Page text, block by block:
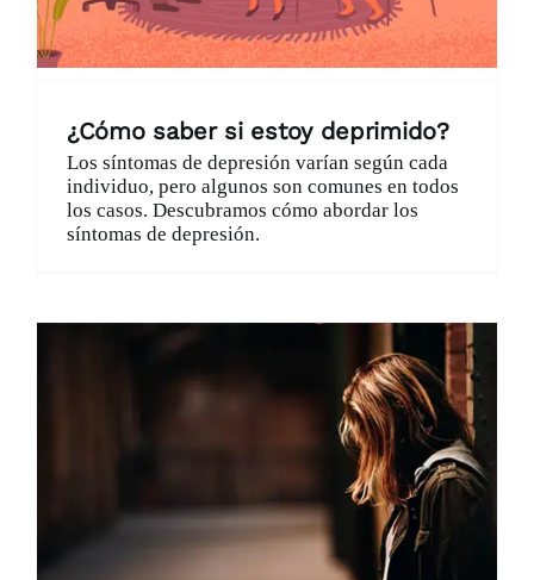
¿Cómo saber si estoy deprimido?
Los síntomas de depresión varían según cada
individuo, pero algunos son comunes en todos
los casos. Descubramos cómo abordar los
síntomas de depresión.